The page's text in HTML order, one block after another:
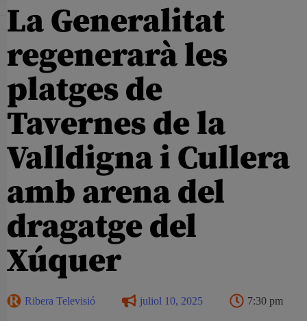
La Generalitat
regenerarà les
platges de
Tavernes de la
Valldigna i Cullera
amb arena del
dragatge del
Xúquer
Ribera Televisió juliol 10, 2025 7:30 pm